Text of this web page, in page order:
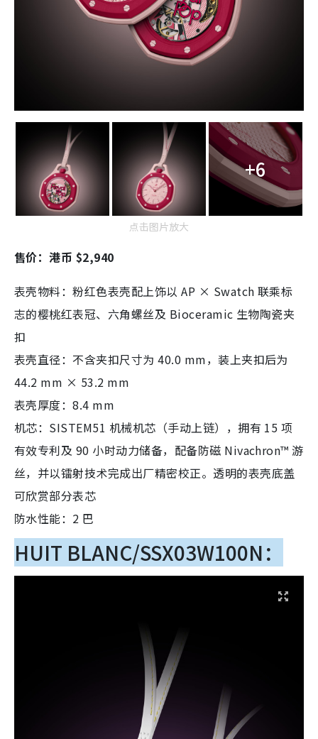
+6
点击图片放大
售价：港币 $2,940
表壳物料：粉红色表壳配上饰以 AP × Swatch 联乘标
志的樱桃红表冠、六角螺丝及 Bioceramic 生物陶瓷夹
扣
表壳直径：不含夹扣尺寸为 40.0 mm，装上夹扣后为
44.2 mm × 53.2 mm
表壳厚度：8.4 mm
机芯：SISTEM51 机械机芯（手动上链），拥有 15 项
有效专利及 90 小时动力储备，配备防磁 Nivachron™ 游
丝，并以镭射技术完成出厂精密校正。透明的表壳底盖
可欣赏部分表芯
防水性能：2 巴
HUIT BLANC/SSX03W100N：